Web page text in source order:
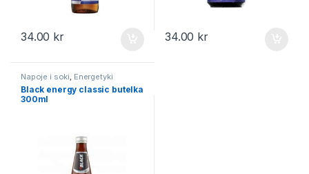
34.00 kr 34.00 kr
Napoje i soki, Energetyki
Black energy classic butelka
300ml